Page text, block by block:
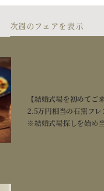
披露宴はもちろん、
のイルミネーション
開催
ップルにおすすめの
開催
所要
【来館不要】オンラ
ってご自宅で可能/そ
開催
時間 11:00～
次週のフェアを表示
【結婚式場を初めてご
2.5万円相当の石窯フ
※結婚式場探しを始め